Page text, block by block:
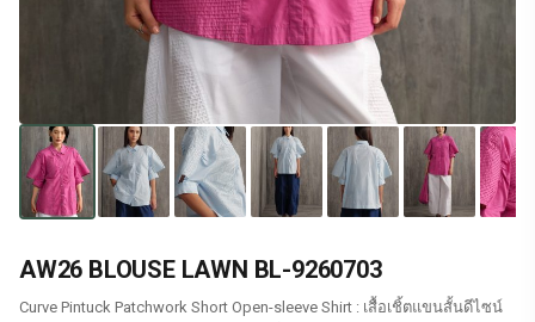
AW26 BLOUSE LAWN BL-9260703
Curve Pintuck Patchwork Short Open-sleeve Shirt : เสื้อเชิ้ตแขนสั้นดีไซน์